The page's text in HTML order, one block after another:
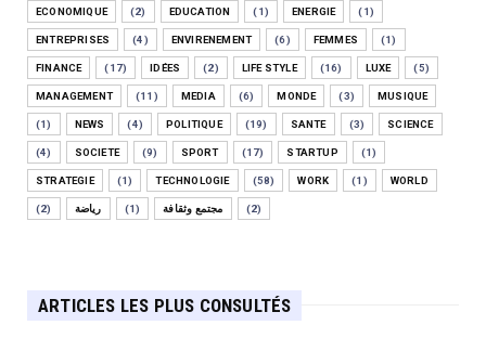
ECONOMIQUE (2) EDUCATION (1) ENERGIE (1)
ENTREPRISES (4) ENVIRENEMENT (6) FEMMES (1)
FINANCE (17) IDÉES (2) LIFE STYLE (16) LUXE (5)
MANAGEMENT (11) MEDIA (6) MONDE (3) MUSIQUE
(1) NEWS (4) POLITIQUE (19) SANTE (3) SCIENCE
(4) SOCIETE (9) SPORT (17) STARTUP (1)
STRATEGIE (1) TECHNOLOGIE (58) WORK (1) WORLD
(2) رياضة (1) مجتمع وثقافة (2)
ARTICLES LES PLUS CONSULTÉS